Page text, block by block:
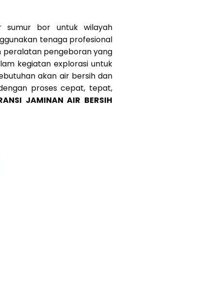
sumur bor untuk wilayah
tenaga profesional
peralatan pengeboran yang
kegiatan explorasi untuk
akan air bersih dan
proses cepat, tepat,
JAMINAN AIR BERSIH